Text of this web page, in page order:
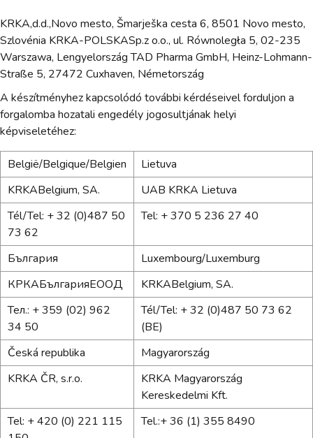
KRKA,d.d.,Novo mesto, Šmarješka cesta 6, 8501 Novo mesto,
Szlovénia KRKA-POLSKASp.z o.o., ul. Równoległa 5, 02-235
Warszawa, Lengyelország TAD Pharma GmbH, Heinz-Lohmann-
Straße 5, 27472 Cuxhaven, Németország
A készítményhez kapcsolódó további kérdéseivel forduljon a
forgalomba hozatali engedély jogosultjának helyi
képviseletéhez:
België/Belgique/Belgien
Lietuva
KRKABelgium, SA.
UAB KRKA Lietuva
Tél/Tel: + 32 (0)487 50
73 62
Tel: + 370 5 236 27 40
България
Luxembourg/Luxemburg
КРКАБългарияЕООД
KRKABelgium, SA.
Teл.: + 359 (02) 962
34 50
Tél/Tel: + 32 (0)487 50 73 62
(BE)
Česká republika
Magyarország
KRKA ČR, s.r.o.
KRKA Magyarország
Kereskedelmi Kft.
Tel: + 420 (0) 221 115
Tel.:+ 36 (1) 355 8490